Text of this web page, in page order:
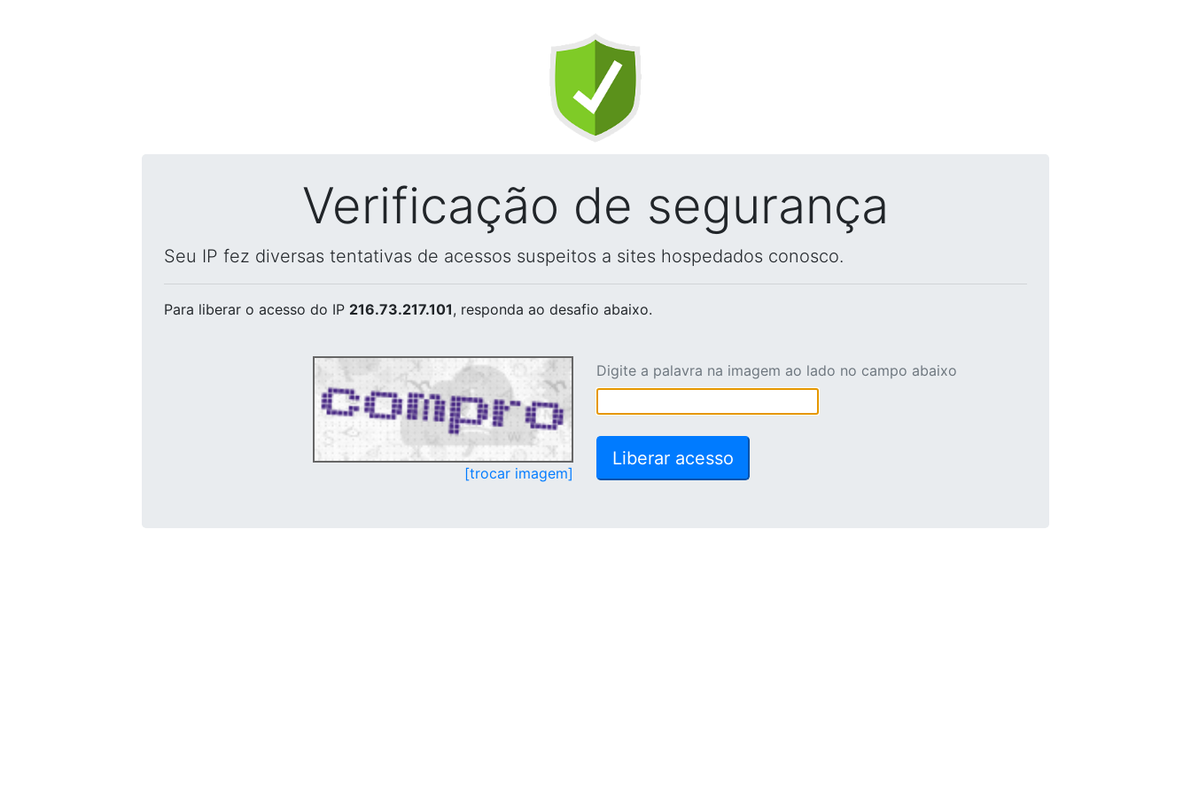
Verificação de segurança
Seu IP fez diversas tentativas de acessos suspeitos a sites hospedados conosco.
Para liberar o acesso do IP 216.73.217.101, responda ao desafio abaixo.
[trocar imagem]
Digite a palavra na imagem ao lado no campo abaixo